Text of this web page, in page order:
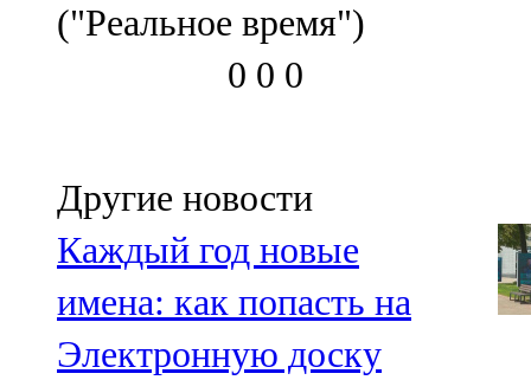
Яңа чишмә
105,5 FM
("Реальное время")
0 0 0
Другие новости
Каждый год новые
имена: как попасть на
Электронную доску